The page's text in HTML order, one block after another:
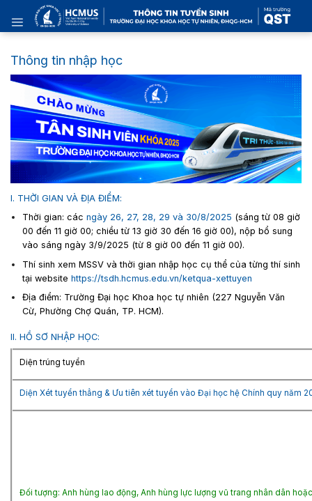
content
Thông tin nhập học
I. THỜI GIAN VÀ ĐỊA ĐIỂM:
Thời gian: các ngày 26, 27, 28, 29 và 30/8/2025 (sáng từ 08 giờ
00 đến 11 giờ 00; chiều từ 13 giờ 30 đến 16 giờ 00), nộp bổ sung
vào sáng ngày 3/9/2025 (từ 8 giờ 00 đến 11 giờ 00).
Thí sinh xem MSSV và thời gian nhập học cụ thể của từng thí sinh
tại website https://tsdh.hcmus.edu.vn/ketqua-xettuyen
Địa điểm: Trường Đại học Khoa học tự nhiên (227 Nguyễn Văn
Cừ, Phường Chợ Quán, TP. HCM).
II. HỒ SƠ NHẬP HỌC:
Diện trúng tuyển
Diện Xét tuyển thẳng & Ưu tiên xét tuyển vào Đại học hệ Chính quy năm
Đối tượng: Anh hùng lao động, Anh hùng lực lượng vũ trang nhân dân